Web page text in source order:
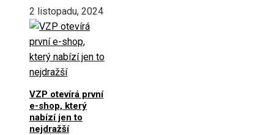
2 listopadu, 2024
VZP otevírá první
e-shop, který
nabízí jen to
nejdražší